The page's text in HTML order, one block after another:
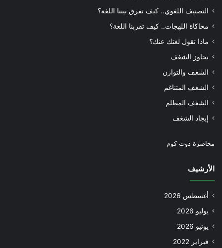
التصنيف اللغوي.. كيف تفرق بيننا اللغة؟
محاكاة اللهجات.. كيف تقربنا اللغة؟
ماذا تقول لغتك عنك؟
تجاوز الشغف
الشغف والتوازن
الشغف المتناغم
الشغف المظلم
إيجاد الشغف
محاضرة دوت كوم
الأرشيف
أغسطس 2026
يوليو 2026
يونيو 2026
فبراير 2022